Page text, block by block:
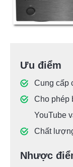
Ưu điểm
Cung cấp
Cho phép
YouTube
Chất
Nhược